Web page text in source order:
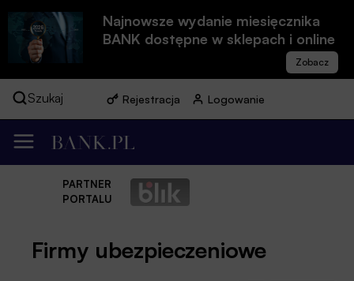
Najnowsze wydanie miesięcznika
BANK dostępne w sklepach i online
Szukaj Rejestracja Logowanie
PARTNER
PORTALU
Firmy ubezpieczeniowe